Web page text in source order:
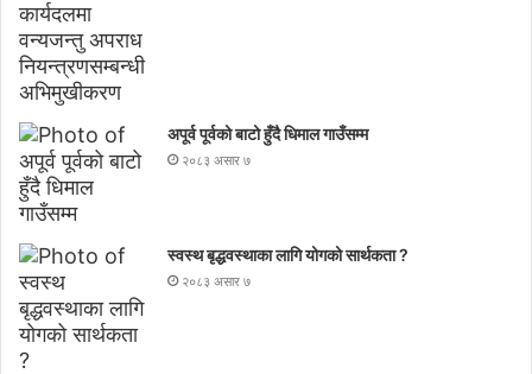
अपूर्व पूर्वको बाटो हुँदै धिमाल गाउँसम्म
२०८३ असार ७
स्वस्थ बृद्धवस्थाका लागि योगको सार्थकता ?
२०८३ असार ७